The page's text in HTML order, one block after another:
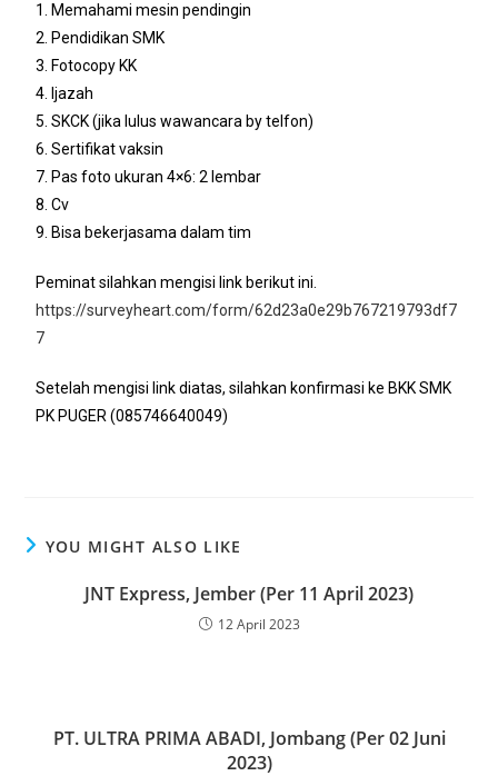
1. Memahami mesin pendingin
2. Pendidikan SMK
3. Fotocopy KK
4. Ijazah
5. SKCK (jika lulus wawancara by telfon)
6. Sertifikat vaksin
7. Pas foto ukuran 4×6: 2 lembar
8. Cv
9. Bisa bekerjasama dalam tim
Peminat silahkan mengisi link berikut ini.
https://surveyheart.com/form/62d23a0e29b767219793df7
7
Setelah mengisi link diatas, silahkan konfirmasi ke BKK SMK
PK PUGER (085746640049)
YOU MIGHT ALSO LIKE
JNT Express, Jember (Per 11 April 2023)
12 April 2023
PT. ULTRA PRIMA ABADI, Jombang (Per 02 Juni
2023)